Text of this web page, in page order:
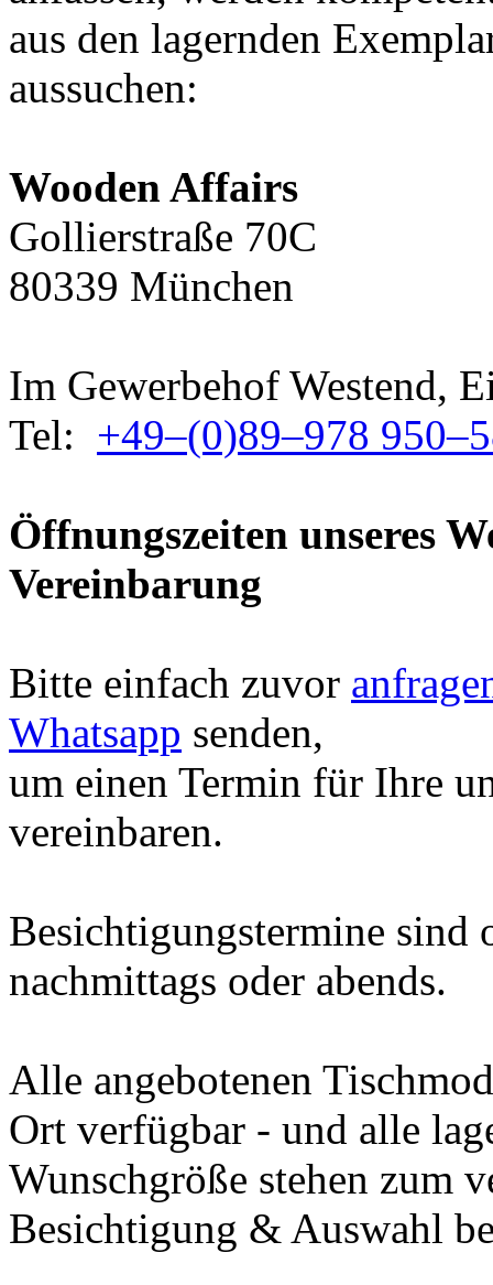
aus den lagernden
aussuchen:
Wooden Affairs
Gollierstraße 70C
80339 München
Im Gewerbehof Westend,
Tel: +49–(0)89–978
Öffnungszeiten unseres
Vereinbarung
Bitte einfach zuvor
Whatsapp senden,
um einen Termin für Ihre
vereinbaren.
Besichtigungstermine
nachmittags oder abends.
Alle angebotenen
Ort verfügbar - und alle
Wunschgröße stehen zum
Besichtigung & Auswahl